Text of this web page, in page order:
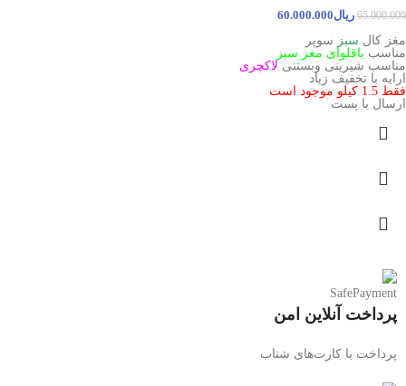
65.000.000 ریال60.000.000
مغز کال سبز سوپر
مناسب باقلوای مغز سبز
مناسب شیرینی وبستنی لاکچری
ارایه با تخفیف زیاد
فقط 1.5 کیلو موجود است
ارسال با پست
پرداخت آنلاین امن
پرداخت با کارت‌های شتاب